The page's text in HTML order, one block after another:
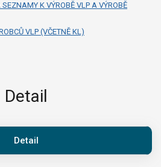
SEZNAMY K VÝROBĚ VLP A VÝROBĚ
VLP (VČETNĚ KL)
Detail
Detail